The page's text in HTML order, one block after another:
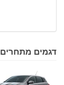
דגמים מתחרים